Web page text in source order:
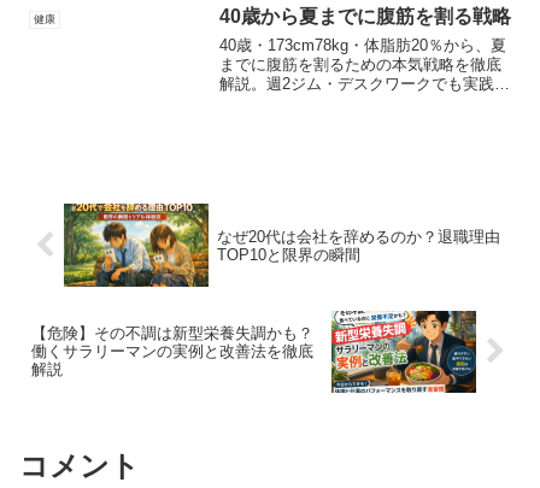
ください。
健康 40歳から夏までに腹筋を割る戦略
40歳・173cm78kg・体脂肪20％から、夏
までに腹筋を割るための本気戦略を徹底
解説。週2ジム・デスクワークでも実践で
なぜ20代は会社を辞めるのか？退職理由
TOP10と限界の瞬間
【危険】その不調は新型栄養失調かも？
働くサラリーマンの実例と改善法を徹底
解説
コメント